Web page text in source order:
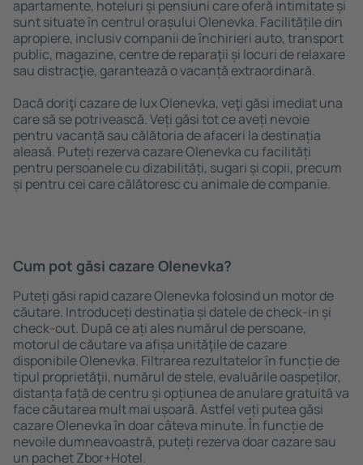
apartamente, hoteluri și pensiuni care oferă intimitate și
sunt situate în centrul orașului Olenevka. Facilitățile din
apropiere, inclusiv companii de închirieri auto, transport
public, magazine, centre de reparaţii și locuri de relaxare
sau distracţie, garantează o vacanță extraordinară.
Dacă doriţi cazare de lux Olenevka, veţi găsi imediat una
care să se potrivească. Veți găsi tot ce aveți nevoie
pentru vacanță sau călătoria de afaceri la destinația
aleasă. Puteți rezerva cazare Olenevka cu facilități
pentru persoanele cu dizabilități, sugari și copii, precum
și pentru cei care călătoresc cu animale de companie.
Cum pot găsi cazare Olenevka?
Puteți găsi rapid cazare Olenevka folosind un motor de
căutare. Introduceți destinația și datele de check-in și
check-out. După ce ați ales numărul de persoane,
motorul de căutare va afișa unităţile de cazare
disponibile Olenevka. Filtrarea rezultatelor în funcție de
tipul proprietăţii, numărul de stele, evaluările oaspeților,
distanța față de centru și opțiunea de anulare gratuită va
face căutarea mult mai ușoară. Astfel veți putea găsi
cazare Olenevka în doar câteva minute. În funcție de
nevoile dumneavoastră, puteți rezerva doar cazare sau
un pachet Zbor+Hotel.